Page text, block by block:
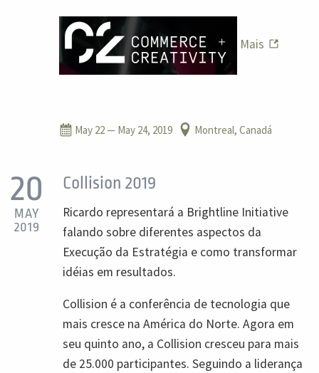
Mais
May 22— May 24, 2019 Montreal, Canadá
20
MAY
2019
Collision 2019
Ricardo representará a Brightline Initiative
falando sobre diferentes aspectos da
Execução da Estratégia e como transformar
idéias em resultados.
Collision é a conferência de tecnologia que
mais cresce na América do Norte. Agora em
seu quinto ano, a Collision cresceu para mais
de 25.000 participantes. Seguindo a liderança